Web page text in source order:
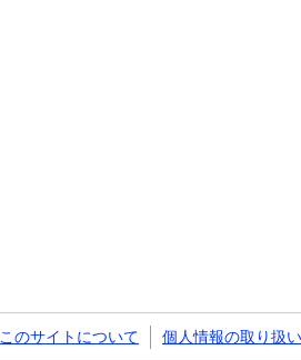
このサイトについて 個人情報の取り扱い